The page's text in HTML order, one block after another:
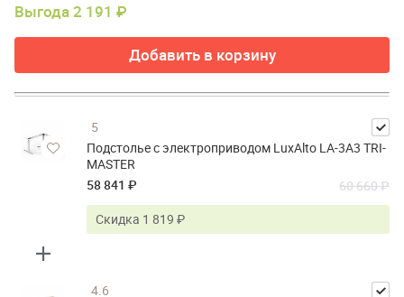
Выгода 2 191 ₽
Добавить в корзину
5
Подстолье с электроприводом LuxAlto LA-3A3 TRI-
MASTER
58 841 ₽
60 660 ₽
Скидка 1 819 ₽
4.6